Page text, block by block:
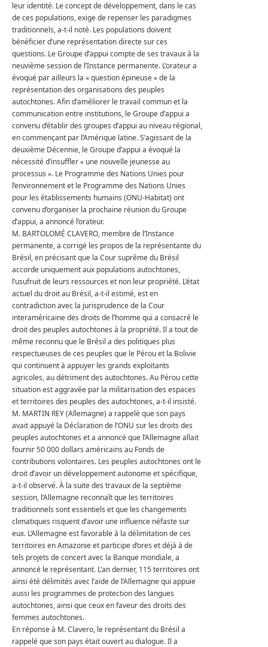
leur identité. Le concept de développement, dans le cas
de ces populations, exige de repenser les paradigmes
traditionnels, a-t-il noté. Les populations doivent
bénéficier d’une représentation directe sur ces
questions. Le Groupe d’appui compte de ses travaux à la
neuvième session de l’Instance permanente. L’orateur a
évoqué par ailleurs la « question épineuse » de la
représentation des organisations des peuples
autochtones.Afin d’améliorer le travail commun et la
communication entre institutions, le Groupe d’appui a
convenu d’établir des groupes d’appui au niveau régional,
en commençant par l’Amérique latine.S’agissant de la
deuxième Décennie, le Groupe d’appui a évoqué la
nécessité d’insuffler « une nouvelle jeunesse au
processus ». Le Programme des Nations Unies pour
l’environnement et le Programme des Nations Unies
pour les établissements humains (ONU-Habitat) ont
convenu d’organiser la prochaine réunion du Groupe
d’appui, a annoncé l’orateur.
M. BARTOLOMÉ CLAVERO, membre de l’Instance
permanente, a corrigé les propos de la représentante du
Brésil, en précisant que la Cour suprême du Brésil
accorde uniquement aux populations autochtones,
l’usufruit de leurs ressources et non leur propriété. L’état
actuel du droit au Brésil, a-t-il estimé, est en
contradiction avec la jurisprudence de la Cour
interaméricaine des droits de l’homme qui a consacré le
droit des peuples autochtones à la propriété.Il a tout de
même reconnu que le Brésil a des politiques plus
respectueuses de ces peuples que le Pérou et la Bolivie
qui continuent à appuyer les grands exploitants
agricoles, au détriment des autochtones.Au Pérou cette
situation est aggravée par la militarisation des espaces
et territoires des peuples des autochtones, a-t-il insisté.
M. MARTIN REY (Allemagne) a rappelé que son pays
avait appuyé la Déclaration de l’ONU sur les droits des
peuples autochtones et a annoncé que l’Allemagne allait
fournir 50 000 dollars américains au Fonds de
contributions volontaires. Les peuples autochtones ont le
droit d’avoir un développement autonome et spécifique,
a-t-il observé.À la suite des travaux de la septième
session, l’Allemagne reconnaît que les territoires
traditionnels sont essentiels et que les changements
climatiques risquent d’avoir une influence néfaste sur
eux. L’Allemagne est favorable à la délimitation de ces
territoires en Amazonie et participe d’ores et déjà à de
tels projets de concert avec la Banque mondiale, a
annoncé le représentant. L’an dernier, 115 territoires ont
ainsi été délimités avec l’aide de l’Allemagne qui appuie
aussi les programmes de protection des langues
autochtones, ainsi que ceux en faveur des droits des
femmes autochtones.
En réponse à M. Clavero, le représentant du Brésil a
rappelé que son pays était ouvert au dialogue.Il a